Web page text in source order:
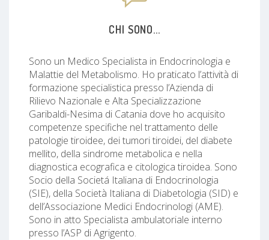
CHI SONO...
Sono un Medico Specialista in Endocrinologia e
Malattie del Metabolismo. Ho praticato l’attività di
formazione specialistica presso l’Azienda di
Rilievo Nazionale e Alta Specializzazione
Garibaldi-Nesima di Catania dove ho acquisito
competenze specifiche nel trattamento delle
patologie tiroidee, dei tumori tiroidei, del diabete
mellito, della sindrome metabolica e nella
diagnostica ecografica e citologica tiroidea. Sono
Socio della Societá Italiana di Endocrinologia
(SIE), della Società Italiana di Diabetologia (SID) e
dell’Associazione Medici Endocrinologi (AME).
Sono in atto Specialista ambulatoriale interno
presso l’ASP di Agrigento.